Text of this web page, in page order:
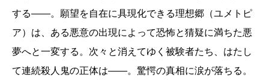
する――。願望を自在に具現化できる理想郷（ユメトピ
ア）は、ある悪意の出現によって恐怖と猜疑に満ちた悪
夢へと一変する。次々と消えてゆく被験者たち、はたし
て連続殺人鬼の正体は――。驚愕の真相に涙が落ちる。